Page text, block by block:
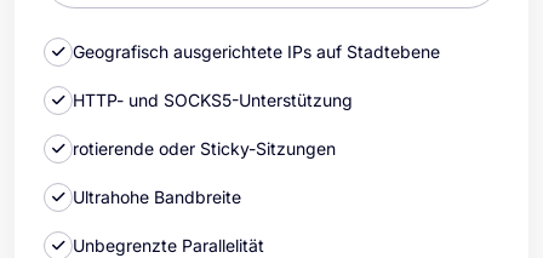
Geografisch ausgerichtete IPs auf Stadtebene
HTTP- und SOCKS5-Unterstützung
rotierende oder Sticky-Sitzungen
Ultrahohe Bandbreite
Unbegrenzte Parallelität